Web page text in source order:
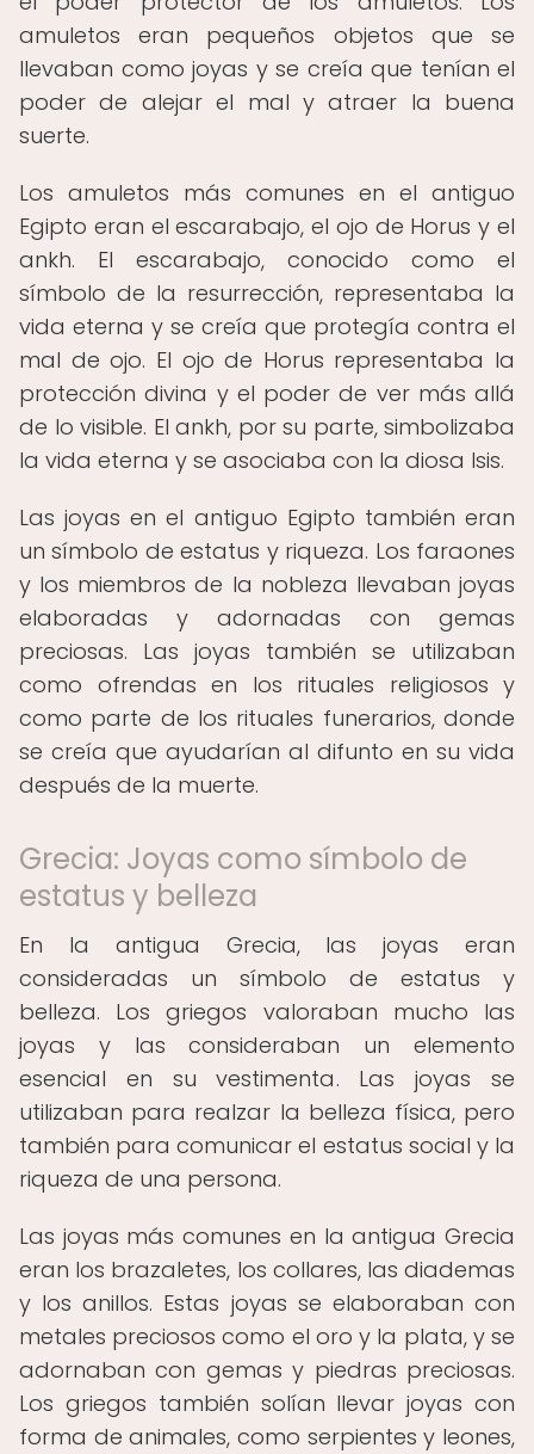
amuletos eran pequeños objetos que se
llevaban como joyas y se creía que tenían el
poder de alejar el mal y atraer la buena
suerte.
Los amuletos más comunes en el antiguo
Egipto eran el escarabajo, el ojo de Horus y el
ankh. El escarabajo, conocido como el
símbolo de la resurrección, representaba la
vida eterna y se creía que protegía contra el
mal de ojo. El ojo de Horus representaba la
protección divina y el poder de ver más allá
de lo visible. El ankh, por su parte, simbolizaba
la vida eterna y se asociaba con la diosa Isis.
Las joyas en el antiguo Egipto también eran
un símbolo de estatus y riqueza. Los faraones
y los miembros de la nobleza llevaban joyas
elaboradas y adornadas con gemas
preciosas. Las joyas también se utilizaban
como ofrendas en los rituales religiosos y
como parte de los rituales funerarios, donde
se creía que ayudarían al difunto en su vida
después de la muerte.
Grecia: Joyas como símbolo de
estatus y belleza
En la antigua Grecia, las joyas eran
consideradas un símbolo de estatus y
belleza. Los griegos valoraban mucho las
joyas y las consideraban un elemento
esencial en su vestimenta. Las joyas se
utilizaban para realzar la belleza física, pero
también para comunicar el estatus social y la
riqueza de una persona.
Las joyas más comunes en la antigua Grecia
eran los brazaletes, los collares, las diademas
y los anillos. Estas joyas se elaboraban con
metales preciosos como el oro y la plata, y se
adornaban con gemas y piedras preciosas.
Los griegos también solían llevar joyas con
forma de animales, como serpientes y leones,